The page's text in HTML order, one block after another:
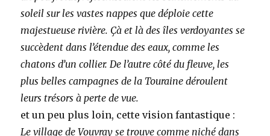
soleil sur les vastes nappes que déploie cette
majestueuse rivière. Çà et là des îles verdoyantes se
succèdent dans l’étendue des eaux, comme les
chatons d’un collier. De l’autre côté du fleuve, les
plus belles campagnes de la Touraine déroulent
leurs trésors à perte de vue.
et un peu plus loin, cette vision fantastique :
Le village de Vouvray se trouve comme niché dans